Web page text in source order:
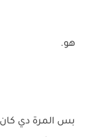
هو.
بس المرة دي